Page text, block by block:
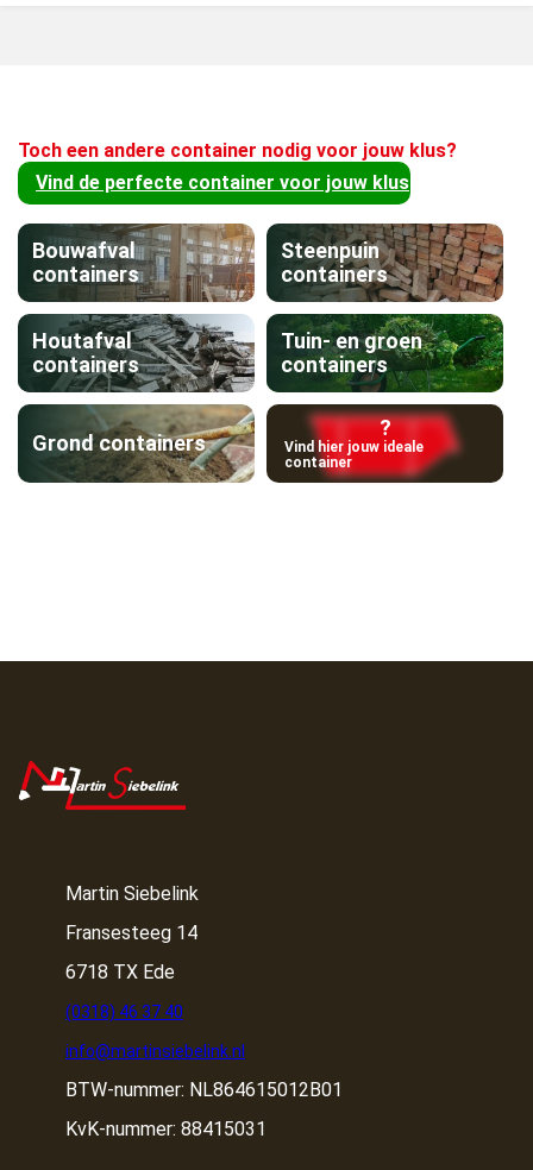
Toch een andere container nodig voor jouw klus?
Vind de perfecte container voor jouw klus
Bouwafval
containers
Steenpuin
containers
Houtafval
containers
Tuin- en groen
containers
Grond containers
?
Vind hier jouw ideale
container
Martin Siebelink
Fransesteeg 14
6718 TX Ede
(0318) 46 37 40
info@martinsiebelink.nl
BTW-nummer: NL864615012B01
KvK-nummer: 88415031